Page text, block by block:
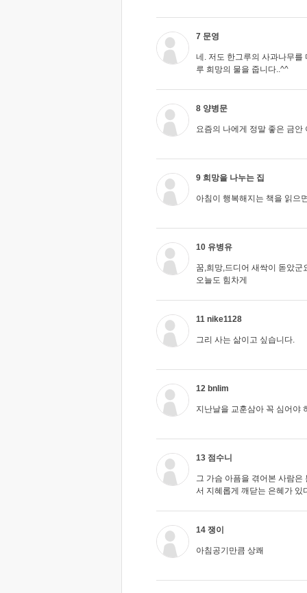
7 문영
네. 저도 한그루의 사과나무를
루 희망의 물을 줍니다..^^
8 양병문
요즘의 나에게 정말 좋은 금안
9 희망을 나누는 집
아침이 행복해지는 책을 읽으
10 유병유
꿈,희망,드디어 새싹이 돋았
오늘도 힘차게
11 nike1128
그리 사는 삶이고 싶습니다.
12 bnlim
지난날을 교훈삼아 꼭 심어야
13 점수니
그 가슴 아픔을 겪어본 사람은
서 지혜롭게 깨닫는 은혜가 있
14 쟁이
아침공기만큼 상쾌